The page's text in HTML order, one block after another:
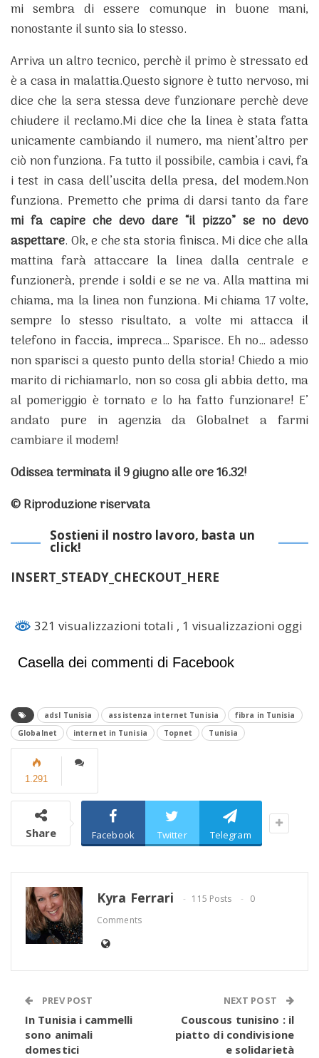
mi sembra di essere comunque in buone mani,
nonostante il sunto sia lo stesso.
Arriva un altro tecnico, perchè il primo è stressato ed
è a casa in malattia.Questo signore è tutto nervoso, mi
dice che la sera stessa deve funzionare perchè deve
chiudere il reclamo.Mi dice che la linea è stata fatta
unicamente cambiando il numero, ma nient’altro per
ciò non funziona. Fa tutto il possibile, cambia i cavi, fa
i test in casa dell’uscita della presa, del modem.Non
funziona. Premetto che prima di darsi tanto da fare
mi fa capire che devo dare “il pizzo” se no devo
aspettare. Ok, e che sta storia finisca. Mi dice che alla
mattina farà attaccare la linea dalla centrale e
funzionerà, prende i soldi e se ne va. Alla mattina mi
chiama, ma la linea non funziona. Mi chiama 17 volte,
sempre lo stesso risultato, a volte mi attacca il
telefono in faccia, impreca… Sparisce. Eh no… adesso
non sparisci a questo punto della storia! Chiedo a mio
marito di richiamarlo, non so cosa gli abbia detto, ma
al pomeriggio è tornato e lo ha fatto funzionare! E’
andato pure in agenzia da Globalnet a farmi
cambiare il modem!
Odissea terminata il 9 giugno alle ore 16.32!
© Riproduzione riservata
Sostieni il nostro lavoro, basta un
click!
INSERT_STEADY_CHECKOUT_HERE
321 visualizzazioni totali , 1 visualizzazioni oggi
Casella dei commenti di Facebook
adsl Tunisia assistenza internet Tunisia
fibra in Tunisia
Globalnet
internet in Tunisia Topnet Tunisia
1.291
Share Facebook Twitter Telegram
Kyra Ferrari 115 Posts
0
Comments
PREV POST
In Tunisia i cammelli
sono animali
domestici
NEXT POST
Couscous tunisino : il
piatto di condivisione
e solidarietà